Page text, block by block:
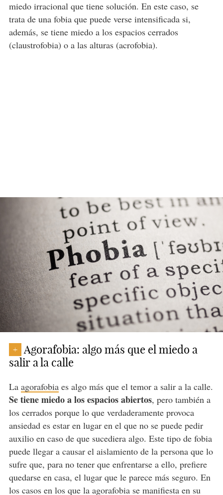
miedo irracional que tiene solución. En este caso, se
trata de una fobia que puede verse intensificada si,
además, se tiene miedo a los espacios cerrados
(claustrofobia) o a las alturas (acrofobia).
+
Agorafobia: algo más que el miedo a
salir a la calle
La agorafobiaes algo más que el temor a salir a la calle.
Se tiene miedo a los espacios abiertos, pero también a
los cerrados porque lo que verdaderamente provoca
ansiedad es estar en lugar en el que no se puede pedir
auxilio en caso de que sucediera algo. Este tipo de fobia
puede llegar a causar el aislamiento de la persona que lo
sufre que, para no tener que enfrentarse a ello, prefiere
quedarse en casa, el lugar que le parece más seguro. En
los casos en los que la agorafobia se manifiesta en su